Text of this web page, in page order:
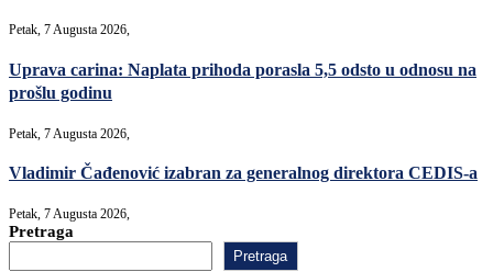
Petak, 7 Augusta 2026,
Uprava carina: Naplata prihoda porasla 5,5 odsto u odnosu na
prošlu godinu
Petak, 7 Augusta 2026,
Vladimir Čađenović izabran za generalnog direktora CEDIS-a
Petak, 7 Augusta 2026,
Pretraga
Pretraga